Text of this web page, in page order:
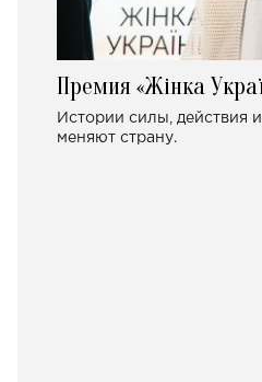
Премия «Жінка
Истории силы, действия
меняют страну.